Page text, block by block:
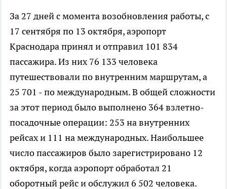
За 27 дней с момента возобновления работы, с
17 сентября по 13 октября, аэропорт
Краснодара принял и отправил 101 834
пассажира. Из них 76 133 человека
путешествовали по внутренним маршрутам, а
25 701 - по международным. В общей сложности
за этот период было выполнено 364 взлетно-
посадочные операции: 253 на внутренних
рейсах и 111 на международных. Наибольшее
число пассажиров было зарегистрировано 12
октября, когда аэропорт обработал 21
оборотный рейс и обслужил 6 502 человека.